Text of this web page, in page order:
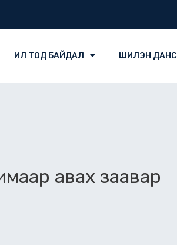
ИЛ ТОД БАЙДАЛ ШИЛЭН ДАНС
авах заавар